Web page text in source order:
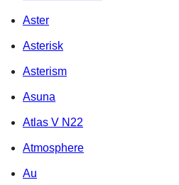
Aster
Asterisk
Asterism
Asuna
Atlas V N22
Atmosphere
Au